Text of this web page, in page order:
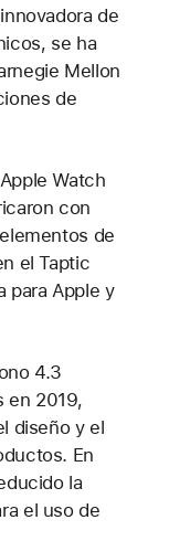
de
se ha
Mellon
de
Watch
con
de
el Taptic
para Apple y
4.3
en 2019,
diseño y el
En
la
el uso de